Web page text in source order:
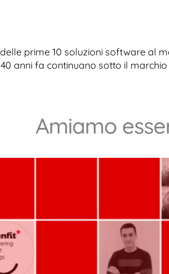
prime 10 soluzioni software al
anni fa continuano sotto il
Amiamo